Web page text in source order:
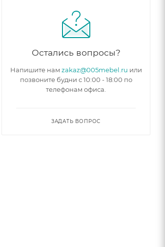
Остались вопросы?
Напишите нам zakaz@005mebel.ru или
позвоните будни с 10:00 - 18:00 по
телефонам офиса.
ЗАДАТЬ ВОПРОС